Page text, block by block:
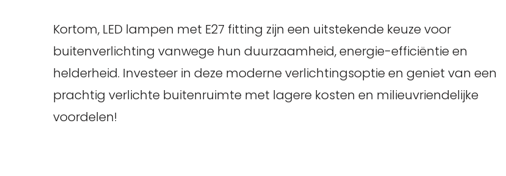
Kortom, LED lampen met E27 fitting zijn een uitstekende keuze voor
buitenverlichting vanwege hun duurzaamheid, energie-efficiëntie en
helderheid. Investeer in deze moderne verlichtingsoptie en geniet van een
prachtig verlichte buitenruimte met lagere kosten en milieuvriendelijke
voordelen!